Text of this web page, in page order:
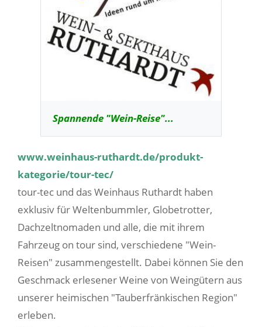
Spannende "Wein-Reise"...
www.weinhaus-ruthardt.de/produkt-
kategorie/tour-tec/
tour-tec und das Weinhaus Ruthardt haben
exklusiv für Weltenbummler, Globetrotter,
Dachzeltnomaden und alle, die mit ihrem
Fahrzeug on tour sind, verschiedene "Wein-
Reisen" zusammengestellt. Dabei können Sie den
Geschmack erlesener Weine von Weingütern aus
unserer heimischen "Tauberfränkischen Region"
erleben.